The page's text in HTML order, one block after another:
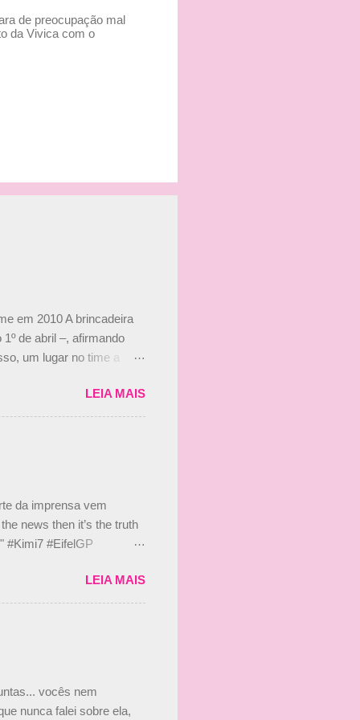
de preocupação mal
da Vivica com o
em 2010 A brincadeira
de abril –, afirmando
um lugar no time a
Senna em 2010. "Na
ter assinado com Bruno
LEIA MAIS
da imprensa vem
news then it’s the truth
#Kimi7 #EifelGP
🙌 Over to you,
Beijinhos, Ludy
LEIA MAIS
vocês nem
nunca falei sobre ela,